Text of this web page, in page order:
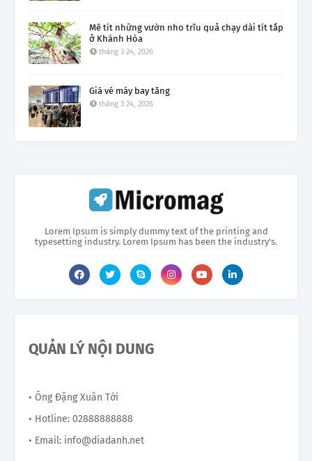
Mê tít những vườn nho trĩu quả chạy dài tít tắp
ở Khánh Hòa
tháng 3 24, 2026
Giá vé máy bay tăng
tháng 3 24, 2026
Lorem Ipsum is simply dummy text of the printing and
typesetting industry. Lorem Ipsum has been the industry's.
QUẢN LÝ NỘI DUNG
• Ông Đặng Xuân Tới
• Hotline: 02888888888
• Email: info@diadanh.net